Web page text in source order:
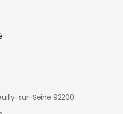
sur-Seine 92200